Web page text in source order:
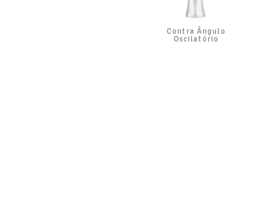
Contra Ângulo
Oscilatório